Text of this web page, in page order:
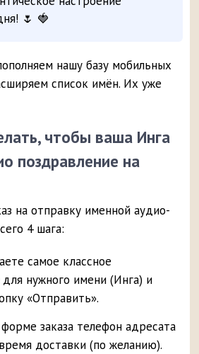
🌷 🍓
нашу базу мобильных
список имён. Их уже
чтобы ваша Инга
поздравление на
на отправку именной аудио-
4 шага:
самое классное
нужного имени (Инга) и
«Отправить».
заказа телефон адресата
доставки (по желанию).